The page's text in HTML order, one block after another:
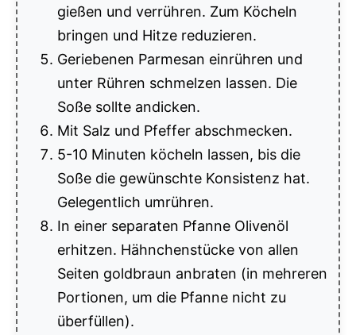
gießen und verrühren. Zum Köcheln
bringen und Hitze reduzieren.
Geriebenen Parmesan einrühren und
unter Rühren schmelzen lassen. Die
Soße sollte andicken.
Mit Salz und Pfeffer abschmecken.
5-10 Minuten köcheln lassen, bis die
Soße die gewünschte Konsistenz hat.
Gelegentlich umrühren.
In einer separaten Pfanne Olivenöl
erhitzen. Hähnchenstücke von allen
Seiten goldbraun anbraten (in mehreren
Portionen, um die Pfanne nicht zu
überfüllen).